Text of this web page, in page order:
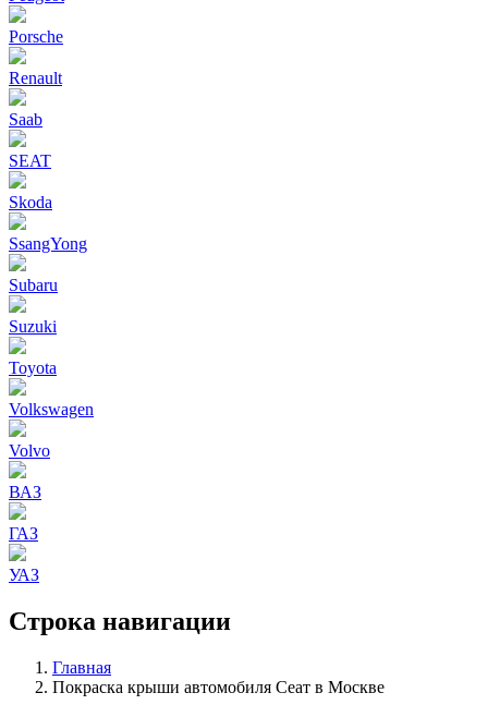
Porsche
Renault
Saab
SEAT
Skoda
SsangYong
Subaru
Suzuki
Toyota
Volkswagen
Volvo
ВАЗ
ГАЗ
УАЗ
Строка навигации
Главная
Покраска крыши автомобиля Сеат в Москве